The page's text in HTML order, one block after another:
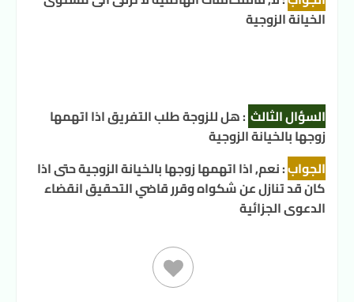
الخيانة الزوجية
السؤال الثالث :هل للزوجة طلب التفريق اذا اتهمها
زوجها بالخيانة الزوجية
الجواب:نعم, اذا اتهمها زوجها بالخيانة الزوجية حتى اذا
كان قد تنازل عن شكواه وقرر قاضي التحقيق انقضاء
الدعوى الجزائية